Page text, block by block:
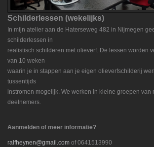
Schilderlessen (wekelijks)
In mijn atelier aan de Haterseweg 482 in Nijmegen
schilderlessen in
realistisch schilderen met olieverf. De lessen worden
van 10 weken
waarin je in stappen aan je eigen olieverfschilderij
tussentijds
instromen mogelijk. We werken in kleine groepen van
deelnemers.
Aanmelden of meer informatie?
ralfheynen@gmail.com of 0641513990